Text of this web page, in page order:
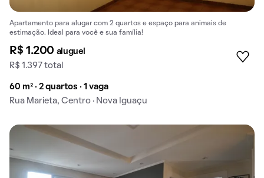
Apartamento para alugar com 2 quartos e espaço para animais de
estimação. Ideal para você e sua família!
R$ 1.200 aluguel
R$ 1.397 total
60 m² · 2 quartos · 1 vaga
Rua Marieta, Centro · Nova Iguaçu